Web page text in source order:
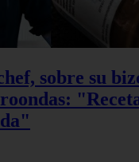
sobre su